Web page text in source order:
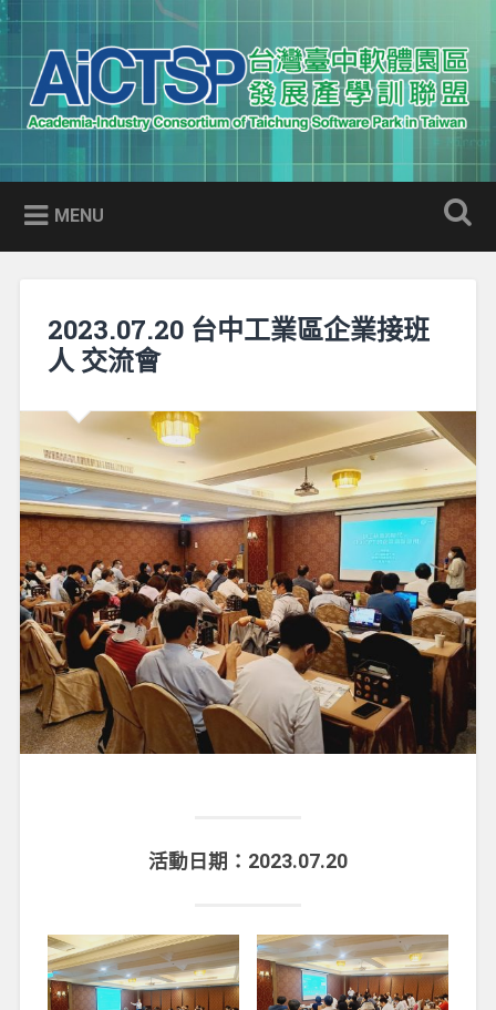
Skip
to
content
Search
AICTSP 台灣臺中軟體園區發展
產學訓聯盟
Academia-Industry Consortium of Taichung Software Park
in Taiwan
MENU
2023.07.20 台中工業區企業接班
人 交流會
活動日期：2023.07.20